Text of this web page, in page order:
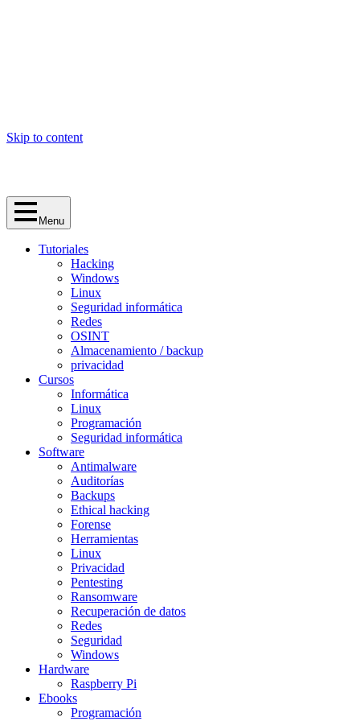
Skip to content
Menu
Tutoriales
Hacking
Windows
Linux
Seguridad informática
Redes
OSINT
Almacenamiento / backup
privacidad
Cursos
Informática
Linux
Programación
Seguridad informática
Software
Antimalware
Auditorías
Backups
Ethical hacking
Forense
Herramientas
Linux
Privacidad
Pentesting
Ransomware
Recuperación de datos
Redes
Seguridad
Windows
Hardware
Raspberry Pi
Ebooks
Programación